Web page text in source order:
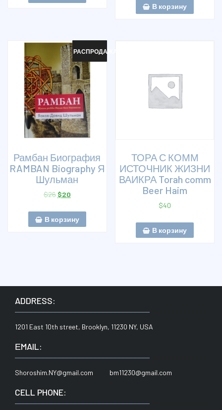
В корзину
РАСПРОДАЖА!
Рамбан Биография
RAMBAN Biography Я
Шульман
$26 $20
В корзину
ТОРА С КОММ
ИСТОЧНИК ЖИЗНИ
ВАИКРА Torah comm
Beer Haim
$40
В корзину
ADDRESS:
1201 East 10th street, Brooklyn, 11230 NY, USA
ЕMAIL:
Shoroshim.NY@gmail.com bm11230@gmail.com
CELL PHONE: